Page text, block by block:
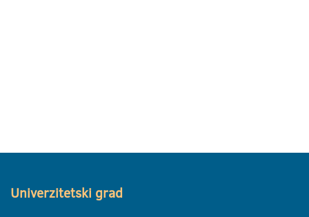
Univerzitetski grad